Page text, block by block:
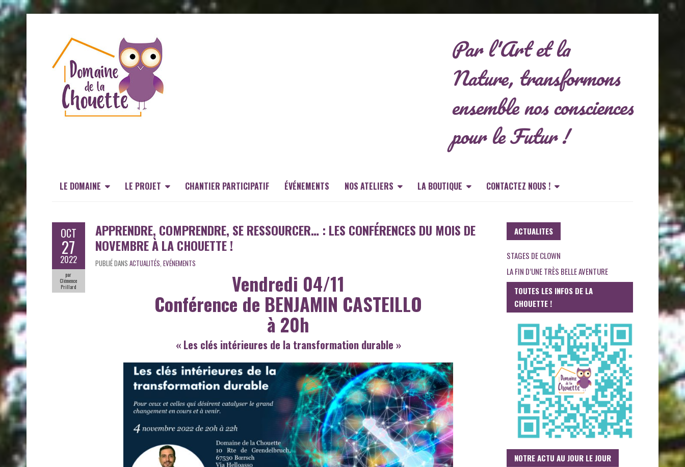
Par l'Art et la
Nature, transformons
ensemble nos consciences
pour le Futur !
LE DOMAINE LE PROJET CHANTIER PARTICIPATIF ÉVÉNEMENTS NOS ATELIERS LA BOUTIQUE CONTACTEZ NOUS !
OCT
27
2022
par
Clémence
Prillard
APPRENDRE, COMPRENDRE, SE RESSOURCER… : LES CONFÉRENCES DU MOIS DE
NOVEMBRE À LA CHOUETTE !
PUBLIÉ DANS ACTUALITÉS EVÉNEMENTS
Vendredi 04/11
Conférence de BENJAMIN CASTEILLO
à 20h
« Les clés intérieures de la transformation durable »
ACTUALITES
STAGES DE CLOWN
LA FIN D’UNE TRÈS BELLE AVENTURE
TOUTES LES INFOS DE LA
CHOUETTE !
NOTRE ACTU AU JOUR LE JOUR